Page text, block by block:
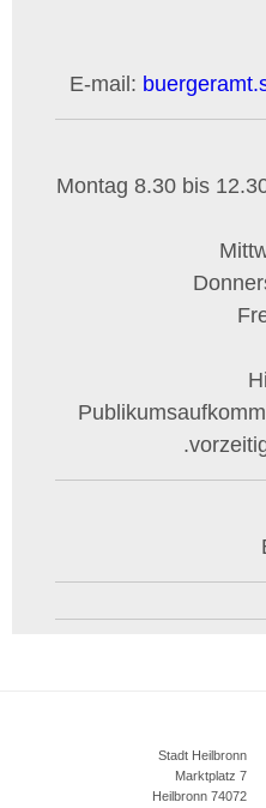
E-mail:
Montag 8.30 bis
Stadt Heilbronn
Marktplatz 7
74072 Heilbronn